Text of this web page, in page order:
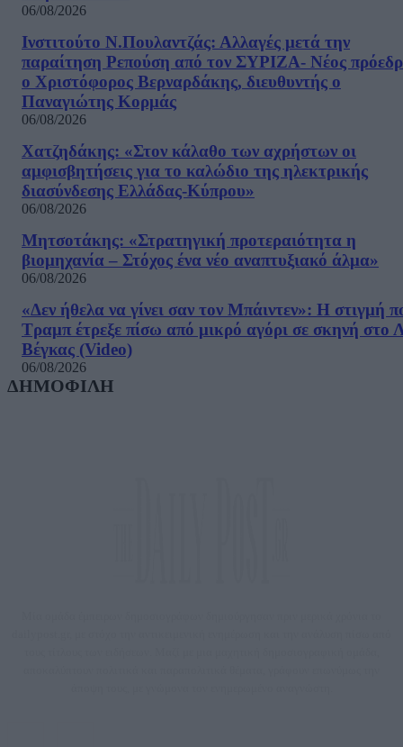
06/08/2026
Ινστιτούτο Ν.Πουλαντζάς: Αλλαγές μετά την
παραίτηση Ρεπούση από τον ΣΥΡΙΖΑ- Νέος
ο Χριστόφορος Βερναρδάκης, διευθυντής ο
Παναγιώτης Κορμάς
06/08/2026
Χατζηδάκης: «Στον κάλαθο των αχρήστων οι
αμφισβητήσεις για το καλώδιο της ηλεκτρικής
διασύνδεσης Ελλάδας-Κύπρου»
06/08/2026
Μητσοτάκης: «Στρατηγική προτεραιότητα η
βιομηχανία – Στόχος ένα νέο αναπτυξιακό άλμα»
06/08/2026
«Δεν ήθελα να γίνει σαν τον Μπάιντεν»: Η στιγμή
Τραμπ έτρεξε πίσω από μικρό αγόρι σε σκηνή στο
Βέγκας (Video)
06/08/2026
ΔΗΜΟΦΙΛΗ